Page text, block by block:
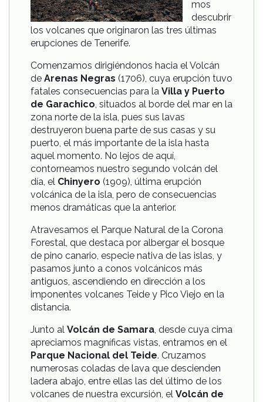
mos
descubrir
los volcanes que originaron las tres últimas
erupciones de Tenerife.
Comenzamos dirigiéndonos hacia el Volcán
de Arenas Negras (1706), cuya erupción tuvo
fatales consecuencias para la Villa y Puerto
de Garachico , situados al borde del mar en la
zona norte de la isla, pues sus lavas
destruyeron buena parte de sus casas y su
puerto, el más importante de la isla hasta
aquel momento. No lejos de aquí,
contorneamos nuestro segundo volcán del
día, el Chinyero (1909), última erupción
volcánica de la isla, pero de consecuencias
menos dramáticas que la anterior.
Atravesamos el Parque Natural de la Corona
Forestal, que destaca por albergar el bosque
de pino canario, especie nativa de las islas, y
pasamos junto a conos volcánicos más
antiguos, ascendiendo en dirección a los
imponentes volcanes Teide y Pico Viejo en la
distancia.
Junto al Volcán de Samara , desde cuya cima
apreciamos magníficas vistas, entramos en el
Parque Nacional del Teide. Cruzamos
numerosas coladas de lava que descienden
ladera abajo, entre ellas las del último de los
volcanes de nuestra excursión, el Volcán de